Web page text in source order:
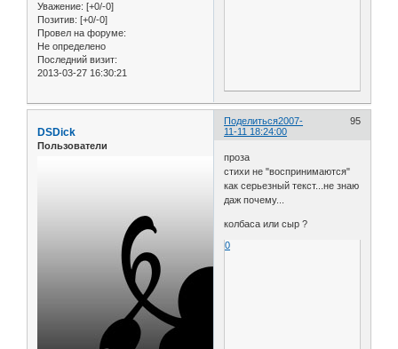
Уважение: [+0/-0]
Позитив: [+0/-0]
Провел на форуме:
Не определено
Последний визит:
2013-03-27 16:30:21
Поделиться 95
2007-
11-11 18:24:00
DSDick
Пользователи
проза
стихи не "воспринимаются"
как серьезный текст...не знаю
даж почему...
колбаса или сыр ?
0